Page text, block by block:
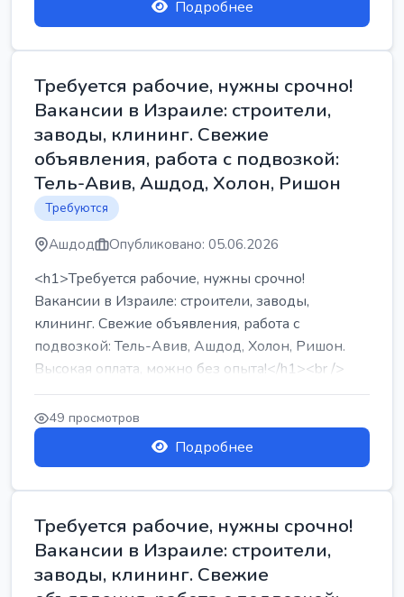
Подробнее
Требуется рабочие, нужны срочно!
Вакансии в Израиле: строители,
заводы, клининг. Свежие
объявления, работа с подвозкой:
Тель-Авив, Ашдод, Холон, Ришон
Требуются
Ашдод Опубликовано: 05.06.2026
<h1>Требуется рабочие, нужны срочно!
Вакансии в Израиле: строители, заводы,
клининг. Свежие объявления, работа с
подвозкой: Тель-Авив, Ашдод, Холон, Ришон.
Высокая оплата, можно без опыта!</h1><br />
...
49 просмотров
Подробнее
Требуется рабочие, нужны срочно!
Вакансии в Израиле: строители,
заводы, клининг. Свежие